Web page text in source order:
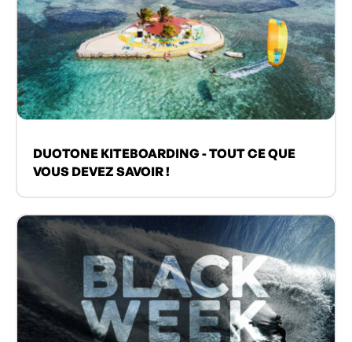
DUOTONE KITEBOARDING - TOUT CE QUE
VOUS DEVEZ SAVOIR !